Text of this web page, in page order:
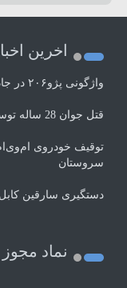
اخرین
واژگونی پژو۲۰۶ در جاده بابامیدان- نورآباد با ۳ مصدوم
قتل جوان 28 ساله توسط قاتل 15 ساله در کازرون
سروستان
دستگیری سارقین
نماد مجوز